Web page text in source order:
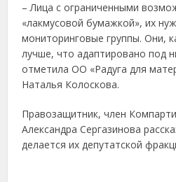
– Лица с ограниченными
«лакмусовой бумажкой», их
мониторинговые группы. Они,
лучше, что адаптировано под
отметила ОО «Радуга для
Наталья Колоскова.
Правозащитник, член
Александра Сергазинова
делается их депутатской